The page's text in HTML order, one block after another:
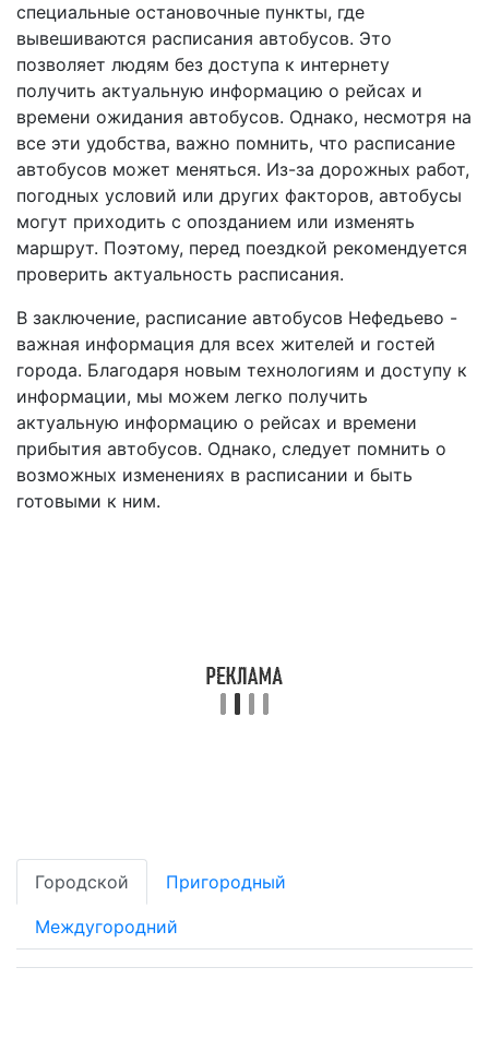
специальные остановочные пункты, где
вывешиваются расписания автобусов. Это
позволяет людям без доступа к интернету
получить актуальную информацию о рейсах и
времени ожидания автобусов. Однако, несмотря на
все эти удобства, важно помнить, что расписание
автобусов может меняться. Из-за дорожных работ,
погодных условий или других факторов, автобусы
могут приходить с опозданием или изменять
маршрут. Поэтому, перед поездкой рекомендуется
проверить актуальность расписания.
В заключение, расписание автобусов Нефедьево -
важная информация для всех жителей и гостей
города. Благодаря новым технологиям и доступу к
информации, мы можем легко получить
актуальную информацию о рейсах и времени
прибытия автобусов. Однако, следует помнить о
возможных изменениях в расписании и быть
готовыми к ним.
Городской Пригородный
Междугородний